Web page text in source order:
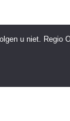
u niet. Regio